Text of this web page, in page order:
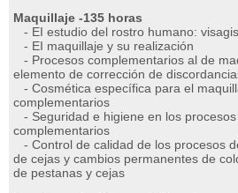
Maquillaje -135 horas
- EI estudio del rostro humano:
- EI maquillaje y su realización
- Procesos complementarios al de
elemento de corrección de
- Cosmética específica para el
complementarios
- Seguridad e higiene en los
complementarios
- Control de calidad de los procesos
de cejas y cambios permanentes de
de pestanas y cejas